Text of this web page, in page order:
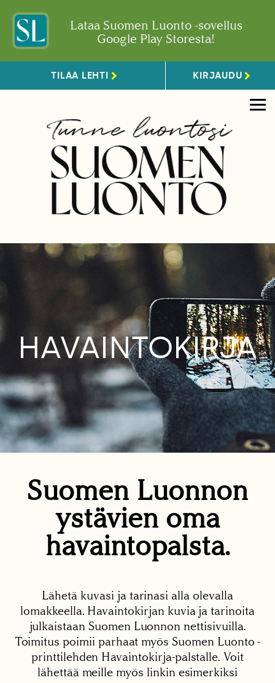
Lataa Suomen Luonto -sovellus
Google Play Storesta!
TILAA LEHTI KIRJAUDU
HAVAINTOKIRJA
Suomen Luonnon
ystävien oma
havaintopalsta.
Lähetä kuvasi ja tarinasi alla olevalla
lomakkeella. Havaintokirjan kuvia ja tarinoita
julkaistaan Suomen Luonnon nettisivuilla.
Toimitus poimii parhaat myös Suomen Luonto -
printtilehden Havaintokirja-palstalle. Voit
lähettää meille myös linkin esimerkiksi